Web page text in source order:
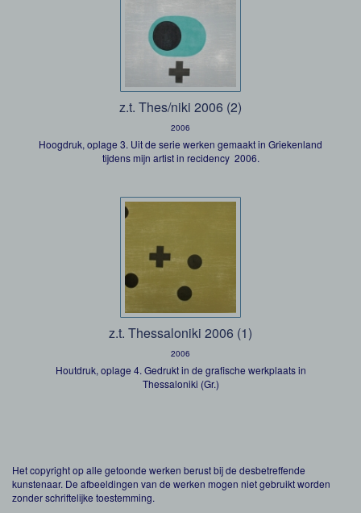
z.t. Thes/niki 2006 (2)
2006
Hoogdruk, oplage 3. Uit de serie werken gemaakt in Griekenland
tijdens mijn artist in recidency 2006.
z.t. Thessaloniki 2006 (1)
2006
Houtdruk, oplage 4. Gedrukt in de grafische werkplaats in
Thessaloniki (Gr.)
Het copyright op alle getoonde werken berust bij de desbetreffende
kunstenaar. De afbeeldingen van de werken mogen niet gebruikt worden
zonder schriftelijke toestemming.